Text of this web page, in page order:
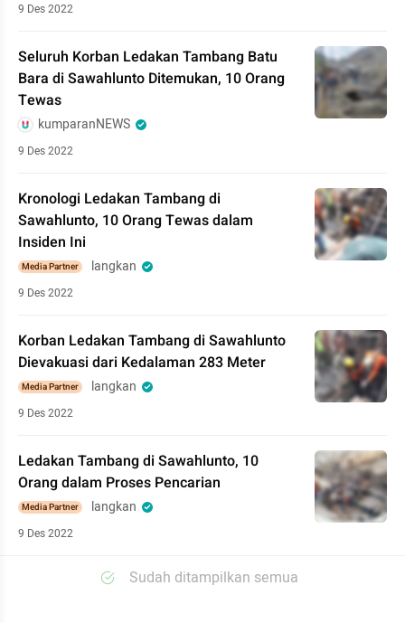
9 Des 2022
Seluruh Korban Ledakan Tambang Batu
Bara di Sawahlunto Ditemukan, 10 Orang
Tewas
kumparanNEWS
9 Des 2022
Kronologi Ledakan Tambang di
Sawahlunto, 10 Orang Tewas dalam
Insiden Ini
Media Partner langkan
9 Des 2022
Korban Ledakan Tambang di Sawahlunto
Dievakuasi dari Kedalaman 283 Meter
Media Partner langkan
9 Des 2022
Ledakan Tambang di Sawahlunto, 10
Orang dalam Proses Pencarian
Media Partner langkan
9 Des 2022
Sudah ditampilkan semua